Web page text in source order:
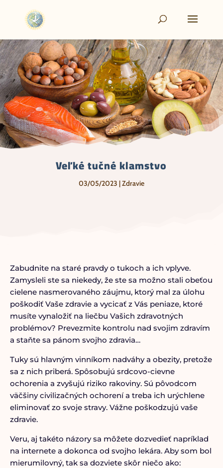
Veľké tučné klamstvo
03/05/2023 |Zdravie
Zabudnite na staré pravdy o tukoch a ich vplyve.
Zamysleli ste sa niekedy, že ste sa možno stali obeťou
cielene nasmerovaného záujmu, ktorý mal za úlohu
poškodiť Vaše zdravie a vycicať z Vás peniaze, ktoré
musíte vynaložiť na liečbu Vašich zdravotných
problémov? Prevezmite kontrolu nad svojim zdravím
a staňte sa pánom svojho zdravia…
Tuky sú hlavným vinníkom nadváhy a obezity, pretože
sa z nich priberá. Spôsobujú srdcovo-cievne
ochorenia a zvyšujú riziko rakoviny. Sú pôvodcom
väčšiny civilizačných ochorení a treba ich urýchlene
eliminovať zo svoje stravy. Vážne poškodzujú vaše
zdravie.
Veru, aj takéto názory sa môžete dozvedieť napríklad
na internete a dokonca od svojho lekára. Aby som bol
mierumilovný, tak sa dozviete skôr niečo ako: